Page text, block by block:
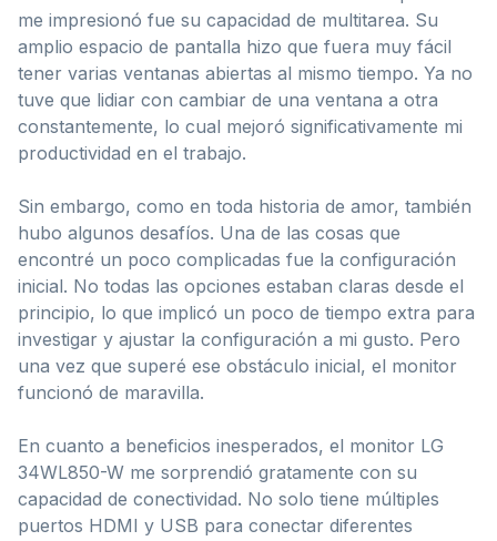
me impresionó fue su capacidad de multitarea. Su
amplio espacio de pantalla hizo que fuera muy fácil
tener varias ventanas abiertas al mismo tiempo. Ya no
tuve que lidiar con cambiar de una ventana a otra
constantemente, lo cual mejoró significativamente mi
productividad en el trabajo.
Sin embargo, como en toda historia de amor, también
hubo algunos desafíos. Una de las cosas que
encontré un poco complicadas fue la configuración
inicial. No todas las opciones estaban claras desde el
principio, lo que implicó un poco de tiempo extra para
investigar y ajustar la configuración a mi gusto. Pero
una vez que superé ese obstáculo inicial, el monitor
funcionó de maravilla.
En cuanto a beneficios inesperados, el monitor LG
34WL850-W me sorprendió gratamente con su
capacidad de conectividad. No solo tiene múltiples
puertos HDMI y USB para conectar diferentes